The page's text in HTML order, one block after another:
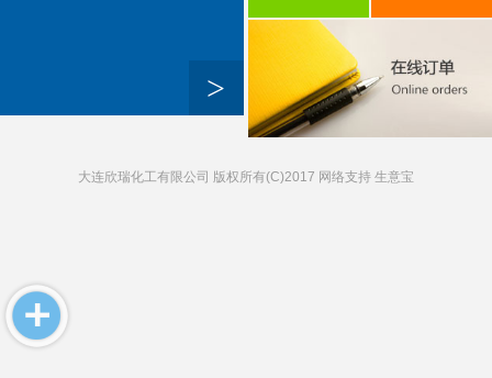
>
大连欣瑞化工有限公司 版权所有(C)2017 网络支持 生意宝